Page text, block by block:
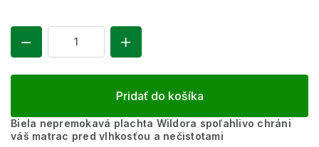
Pridať do košíka
Biela nepremokavá plachta Wildora spoľahlivo chráni
váš matrac pred vlhkosťou a nečistotami